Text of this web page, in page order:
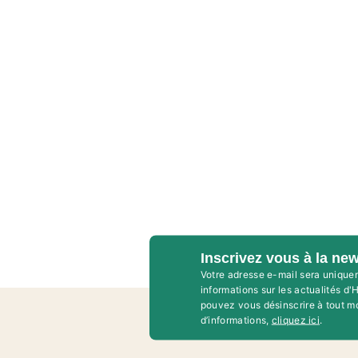
Inscrivez vous à la
Votre adresse e-mail sera
informations sur les actualités
pouvez vous désinscrire à tout
d’informations, cliquez ici.